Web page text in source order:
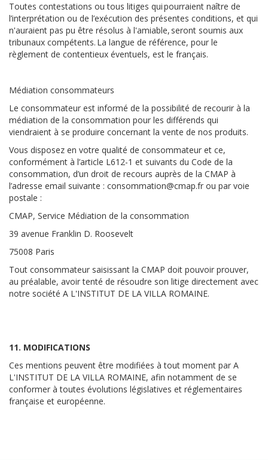
Toutes contestations ou tous litiges qui pourraient naître de
l’interprétation ou de l’exécution des présentes conditions, et qui
n'auraient pas pu être résolus à l'amiable, seront soumis aux
tribunaux compétents. La langue de référence, pour le
règlement de contentieux éventuels, est le français.
Médiation consommateurs
Le consommateur est informé de la possibilité de recourir à la
médiation de la consommation pour les différends qui
viendraient à se produire concernant la vente de nos produits.
Vous disposez en votre qualité de consommateur et ce,
conformément à l’article L612-1 et suivants du Code de la
consommation, d’un droit de recours auprès de la CMAP à
l’adresse email suivante : consommation@cmap.fr ou par voie
postale :
CMAP, Service Médiation de la consommation
39 avenue Franklin D. Roosevelt
75008 Paris
Tout consommateur saisissant la CMAP doit pouvoir prouver,
au préalable, avoir tenté de résoudre son litige directement avec
notre société A L'INSTITUT DE LA VILLA ROMAINE.
11. MODIFICATIONS
Ces mentions peuvent être modifiées à tout moment par A
L'INSTITUT DE LA VILLA ROMAINE, afin notamment de se
conformer à toutes évolutions législatives et réglementaires
française et européenne.